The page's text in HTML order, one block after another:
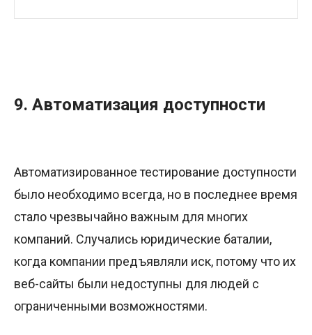
9. Автоматизация доступности
Автоматизированное тестирование доступности
было необходимо всегда, но в последнее время
стало чрезвычайно важным для многих
компаний. Случались юридические баталии,
когда компании предъявляли иск, потому что их
веб-сайты были недоступны для людей с
ограниченными возможностями.